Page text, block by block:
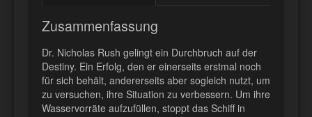
Zusammenfassung
Dr. Nicholas Rush gelingt ein Durchbruch auf der
Destiny. Ein Erfolg, den er einerseits erstmal noch
für sich behält, andererseits aber sogleich nutzt, um
zu versuchen, ihre Situation zu verbessern. Um ihre
Wasservorräte aufzufüllen, stoppt das Schiff in